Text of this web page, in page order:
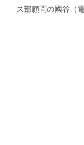
ス部顧問の國谷（